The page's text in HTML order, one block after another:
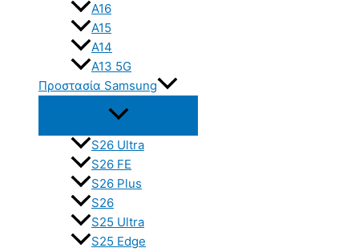
A16
A15
A14
A13 5G
Προστασία Samsung
S26 Ultra
S26 FE
S26 Plus
S26
S25 Ultra
S25 Edge